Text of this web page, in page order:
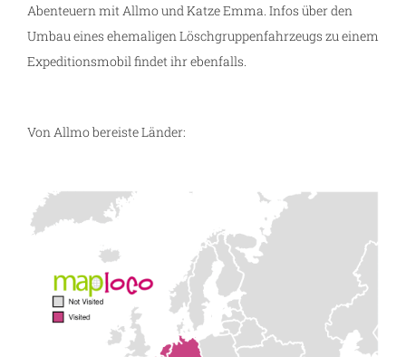
Abenteuern mit Allmo und Katze Emma. Infos über den
Umbau eines ehemaligen Löschgruppenfahrzeugs zu einem
Expeditionsmobil findet ihr ebenfalls.
Von Allmo bereiste Länder: